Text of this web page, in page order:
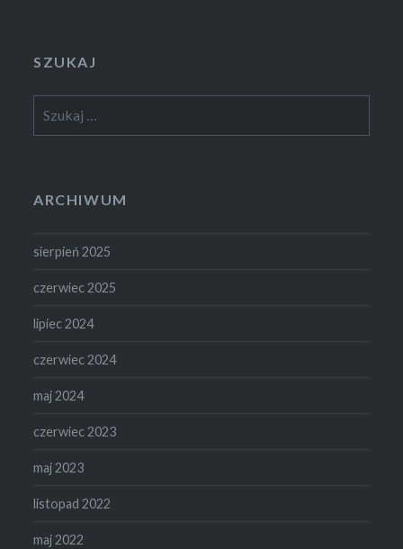
SZUKAJ
ARCHIWUM
sierpień 2025
czerwiec 2025
lipiec 2024
czerwiec 2024
maj 2024
czerwiec 2023
maj 2023
listopad 2022
maj 2022